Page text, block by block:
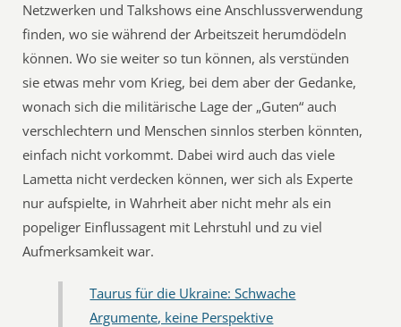
Netzwerken und Talkshows eine Anschlussverwendung
finden, wo sie während der Arbeitszeit herumdödeln
können. Wo sie weiter so tun können, als verstünden
sie etwas mehr vom Krieg, bei dem aber der Gedanke,
wonach sich die militärische Lage der „Guten“ auch
verschlechtern und Menschen sinnlos sterben könnten,
einfach nicht vorkommt. Dabei wird auch das viele
Lametta nicht verdecken können, wer sich als Experte
nur aufspielte, in Wahrheit aber nicht mehr als ein
popeliger Einflussagent mit Lehrstuhl und zu viel
Aufmerksamkeit war.
Taurus für die Ukraine: Schwache
Argumente, keine Perspektive